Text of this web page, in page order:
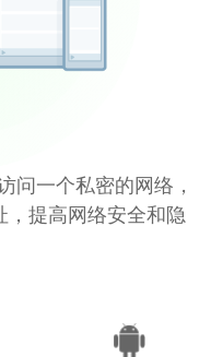
问一个私密的网络，
提高网络安全和隐